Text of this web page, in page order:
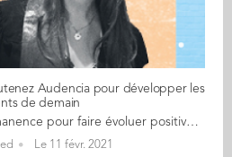
Audencia pour développer les
de demain
Audencia œuvre en permanence pour faire évoluer positivement l’expérience de ses étudiants et pour la réussite de leur insertion professionnelle. Dans une période de crise comme celle que nous traversons actuellement, les besoins en accompagnement augmentent et l'encadrement pédagogique évolue. Face à cette situation, Audencia a su s'adapter et poursuivre sa mission, avec notamment : Un accès gratuit pour les étudiants à des professionnels de santé à travers le dispositif Well-Being@Audencia Le maintien d'une continuité pédagogique avec la digitalisation accélérée des cours (classes virtuelles et sessions d'examen organisées à distance) Un accompagnement Carrière renforcé : les rendez-vous en ligne qui se multiplient avec un taux de satisfaction de 100% des étudiants et des diplômés Des événements virtuels qui renforcent les liens entre étudiants, diplômés et entreprises partenaires de l'école Un réseau actif qui propose des offres d'emplois dédiées aux Audenciens La taxe d’apprentissage permet d'offrir ces conditions de travail optimales à nos étudiants. >> Soutenez Audencia << En tant que diplômé, et en cette période inédite, vous êtes le meilleur ambassadeur pour intervenir en faveur d’Audencia auprès de votre entourage professionnel afin que votre école soit bénéficiaire de cette taxe d’apprentissage. Pour que votre école continue à : développer de nouveaux programmes et dispositifs, placer l’hybridation des compétences et la digitalisation au cœur de sa stratégie. >> Versez la taxe d'apprentissage de votre société à Audencia ! << Contribuons ensemble à l'avenir des étudiants d'Audencia. Au nom des étudiants et de toute l'école, merci !
Le 11 févr. 2021